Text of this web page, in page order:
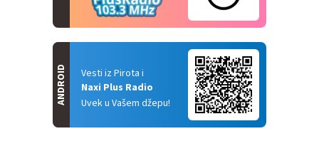
Vesti iz Pirota i
Naxi Plus Radio
Uvek u Vašem džepu!
ANDROID